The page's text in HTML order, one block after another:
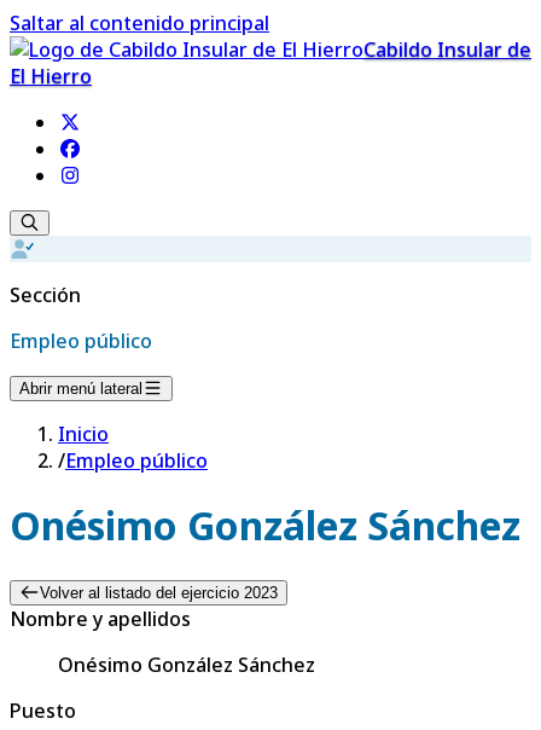
Saltar al contenido principal
Cabildo Insular de
El Hierro
Sección
Empleo público
Abrir menú lateral
Inicio
/Empleo público
Onésimo González Sánchez
Volver al listado del ejercicio 2023
Nombre y apellidos
Onésimo González Sánchez
Puesto